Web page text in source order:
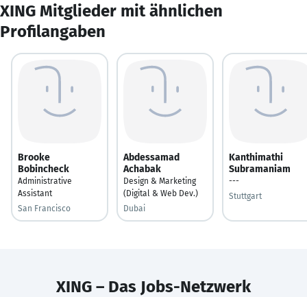
XING Mitglieder mit ähnlichen
Profilangaben
Brooke
Bobincheck
Administrative
Assistant
San Francisco
Abdessamad
Achabak
Design & Marketing
(Digital & Web Dev.)
Dubai
Kanthimathi
Subramaniam
---
Stuttgart
XING – Das Jobs-Netzwerk